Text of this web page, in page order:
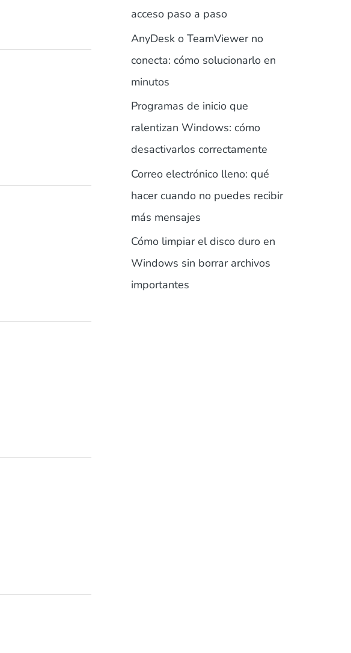
acceso paso a paso
AnyDesk o TeamViewer no
conecta: cómo solucionarlo en
minutos
Programas de inicio que
ralentizan Windows: cómo
desactivarlos correctamente
Correo electrónico lleno: qué
hacer cuando no puedes recibir
más mensajes
Cómo limpiar el disco duro en
Windows sin borrar archivos
importantes